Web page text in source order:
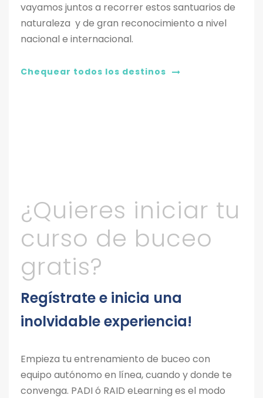
vayamos juntos a recorrer estos santuarios de
naturaleza y de gran reconocimiento a nivel
nacional e internacional.
Chequear todos los destinos
¿Quieres iniciar tu
curso de buceo
gratis?
Regístrate e inicia una
inolvidable experiencia!
Empieza tu entrenamiento de buceo con
equipo autónomo en línea, cuando y donde te
convenga. PADI ó RAID eLearning es el modo